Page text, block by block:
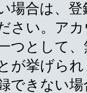
場合は、
さい。ア
つとして
が挙げら
できない